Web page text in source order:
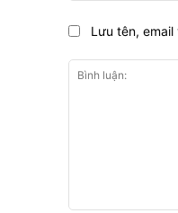
Lưu tên,